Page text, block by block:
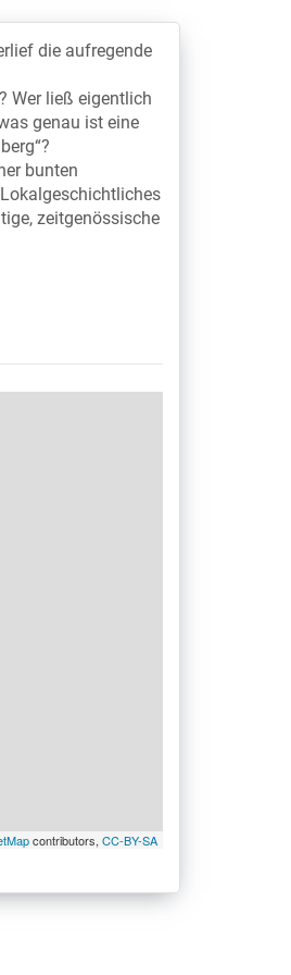
die aufregende
Wer ließ eigentlich
genau ist eine
bunten
zeitgenössische
contributors, CC-BY-SA